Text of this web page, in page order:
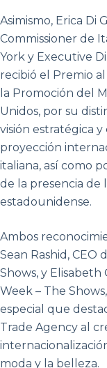
Asimismo, Erica Di
Commissioner de
York y Executive
recibió el Premio
la Promoción del
Unidos, por su
visión estratégica
proyección
italiana, así como
de la presencia de
estadounidense.
Ambos
Sean Rashid, CEO
Shows, y Elisabeth
Week – The
especial que
Trade Agency al
moda y la belleza.